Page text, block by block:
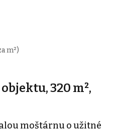
m²)
320 m²,
moštárnu o užitné